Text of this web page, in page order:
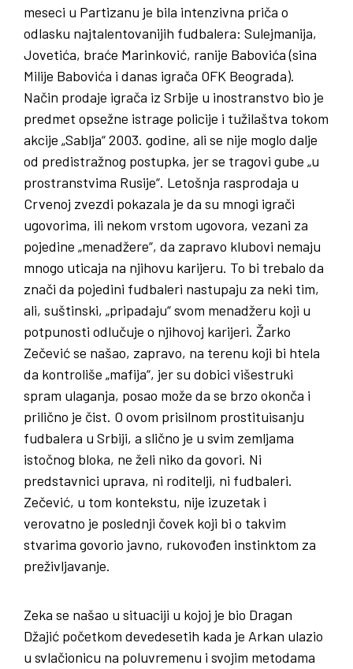
meseci u Partizanu je bila intenzivna priča o
odlasku najtalentovanijih fudbalera: Sulejmanija,
Jovetića, braće Marinković, ranije Babovića (sina
Milije Babovića i danas igrača OFK Beograda).
Način prodaje igrača iz Srbije u inostranstvo bio je
predmet opsežne istrage policije i tužilaštva tokom
akcije „Sablja“ 2003. godine, ali se nije moglo dalje
od predistražnog postupka, jer se tragovi gube „u
prostranstvima Rusije“. Letošnja rasprodaja u
Crvenoj zvezdi pokazala je da su mnogi igrači
ugovorima, ili nekom vrstom ugovora, vezani za
pojedine „menadžere“, da zapravo klubovi nemaju
mnogo uticaja na njihovu karijeru. To bi trebalo da
znači da pojedini fudbaleri nastupaju za neki tim,
ali, suštinski, „pripadaju“ svom menadžeru koji u
potpunosti odlučuje o njihovoj karijeri. Žarko
Zečević se našao, zapravo, na terenu koji bi htela
da kontroliše „mafija“, jer su dobici višestruki
spram ulaganja, posao može da se brzo okonča i
prilično je čist. O ovom prisilnom prostituisanju
fudbalera u Srbiji, a slično je u svim zemljama
istočnog bloka, ne želi niko da govori. Ni
predstavnici uprava, ni roditelji, ni fudbaleri.
Zečević, u tom kontekstu, nije izuzetak i
verovatno je poslednji čovek koji bi o takvim
stvarima govorio javno, rukovođen instinktom za
preživljavanje.
Zeka se našao u situaciji u kojoj je bio Dragan
Džajić početkom devedesetih kada je Arkan ulazio
u svlačionicu na poluvremenu i svojim metodama